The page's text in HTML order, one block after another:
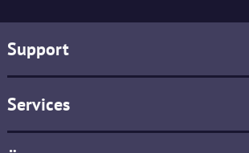
Support
Services